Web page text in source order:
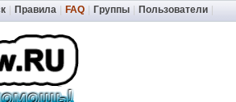
Правила FAQ Группы Пользователи